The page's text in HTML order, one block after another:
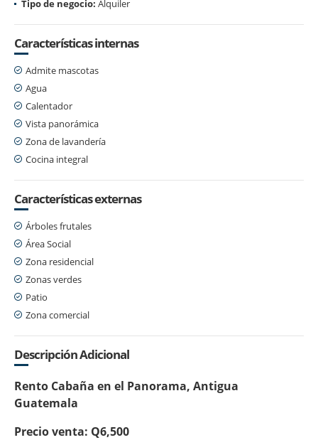
Tipo de negocio: Alquiler
Características internas
Admite mascotas
Agua
Calentador
Vista panorámica
Zona de lavandería
Cocina integral
Características externas
Árboles frutales
Área Social
Zona residencial
Zonas verdes
Patio
Zona comercial
Descripción Adicional
Rento Cabaña en el Panorama, Antigua
Guatemala
Precio venta: Q6,500